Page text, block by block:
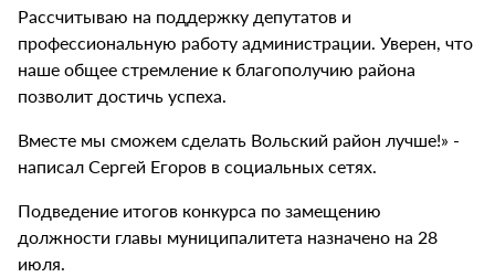
Рассчитываю на поддержку депутатов и
профессиональную работу администрации. Уверен, что
наше общее стремление к благополучию района
позволит достичь успеха.
Вместе мы сможем сделать Вольский район лучше!» -
написал Сергей Егоров в социальных сетях.
Подведение итогов конкурса по замещению
должности главы муниципалитета назначено на 28
июля.